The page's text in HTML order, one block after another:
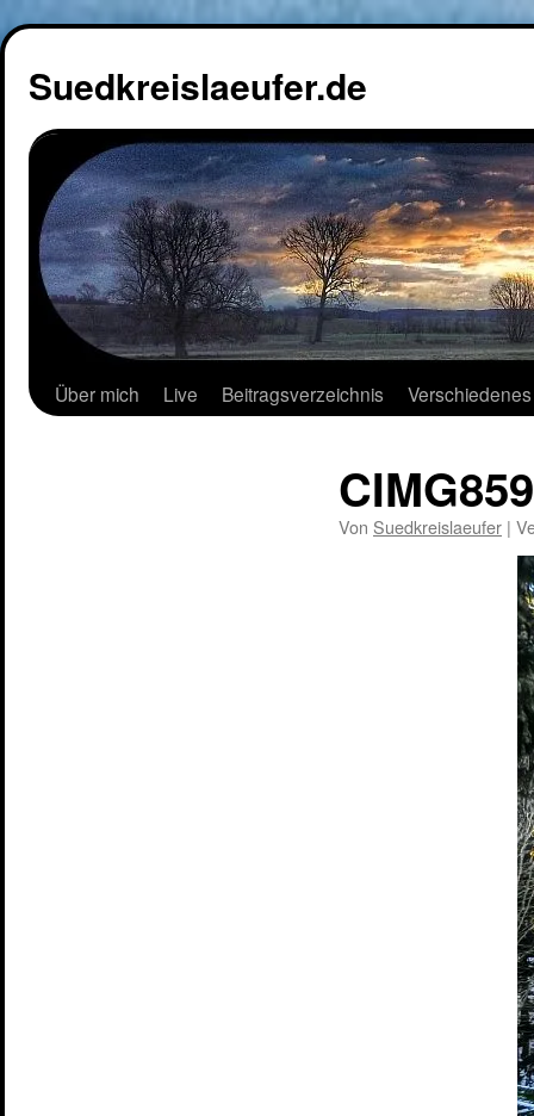
Suedkreislaeufer.de
Über mich Live Beitragsverzeichnis Verschiedenes
Von Suedkreislaeufer |